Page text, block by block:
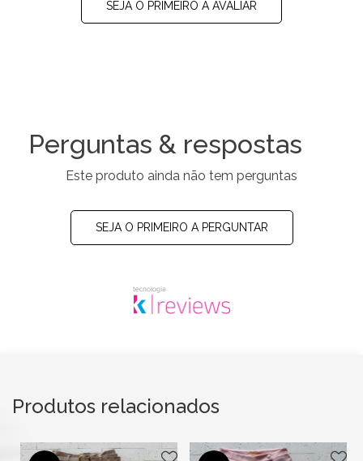
SEJA O PRIMEIRO A AVALIAR
Perguntas & respostas
Este produto ainda não tem perguntas
SEJA O PRIMEIRO A PERGUNTAR
Produtos relacionados